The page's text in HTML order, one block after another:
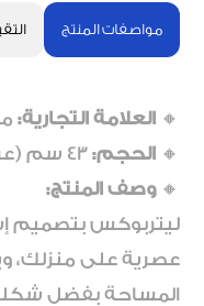
مواصفات المنتج
🔸العلامة التجارية:
🔸الحجم: 43 سم (عرض) × 49 سم (ارتفاع)
🔸وصف المنتج:
ليتربوكس بتصميم
عصرية على منزلك،
المساحة بفضل